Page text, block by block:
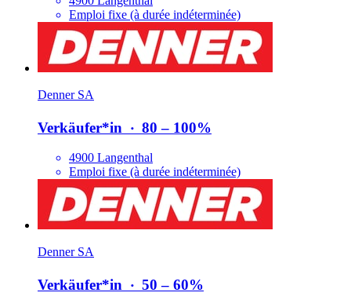
Emploi fixe (à durée indéterminée)
Denner SA
Verkäufer*​in ‧ 80 – 100%
4900 Langenthal
Emploi fixe (à durée indéterminée)
Denner SA
Verkäufer*​in ‧ 50 – 60%